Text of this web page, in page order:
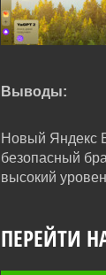
Выводы:
Новый Яндекс
безопасный
высокий
ПЕРЕЙТИ